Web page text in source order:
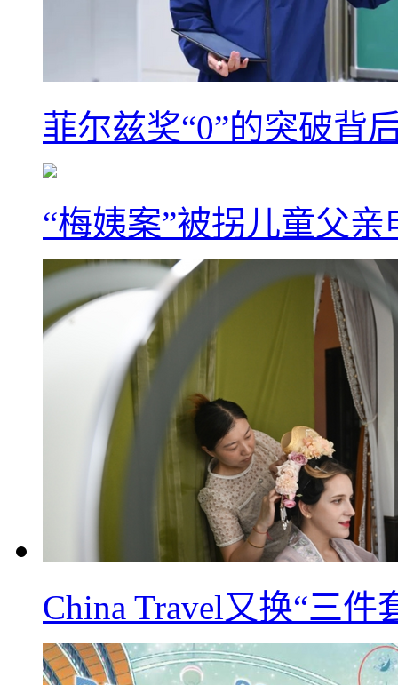
菲尔兹奖“0”的突破背
“梅姨案”被拐儿童父
China Travel又换“三